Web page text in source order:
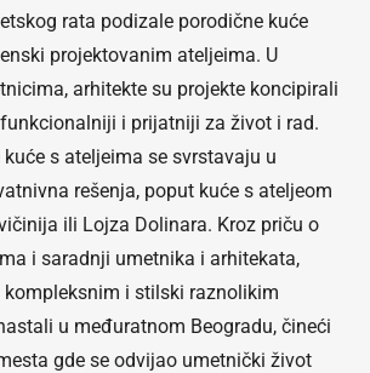
rata podizale porodične kuće
projektovanim ateljeima. U
arhitekte su projekte koncipirali
i prijatniji za život i rad.
s ateljeima se svrstavaju u
rešenja, poput kuće s ateljeom
ili Lojza Dolinara. Kroz priču o
i saradnji umetnika i arhitekata,
kompleksnim i stilski raznolikim
u međuratnom Beogradu, čineći
gde se odvijao umetnički život